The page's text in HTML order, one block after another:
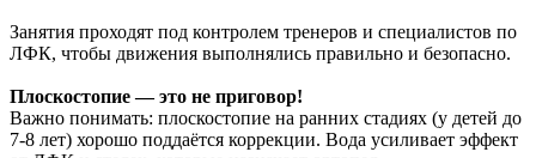
Занятия проходят под контролем тренеров и специалистов по
ЛФК, чтобы движения выполнялись правильно и безопасно.
Плоскостопие — это не приговор!
Важно понимать: плоскостопие на ранних стадиях (у детей до
7-8 лет) хорошо поддаётся коррекции. Вода усиливает эффект